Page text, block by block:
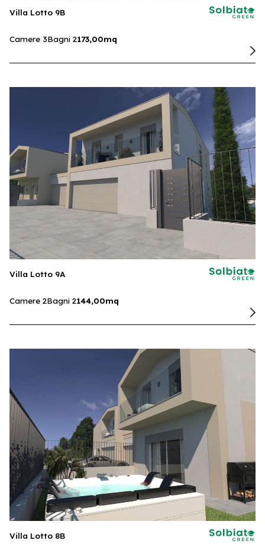
Villa Lotto 9B
Camere 3Bagni 2173,00mq
Villa Lotto 9A
Camere 2Bagni 2144,00mq
Villa Lotto 8B